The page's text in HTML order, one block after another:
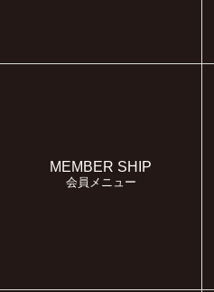
MEMBER SHIP
会員メニュー